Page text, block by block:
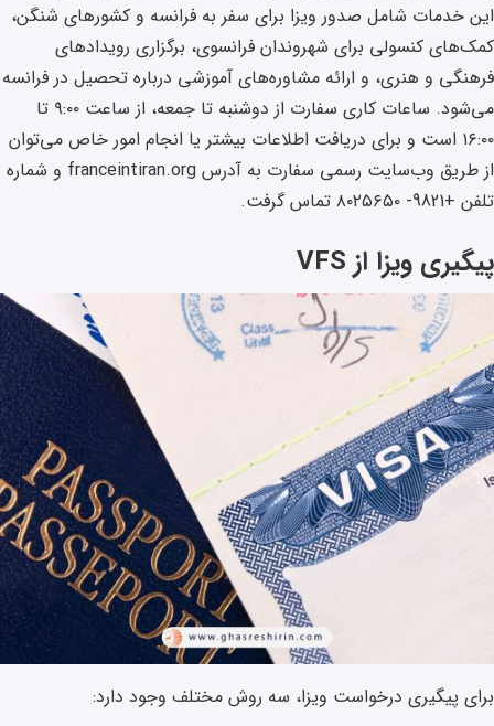
این خدمات شامل صدور ویزا برای سفر به فرانسه و کشورهای شنگن،
کمک‌های کنسولی برای شهروندان فرانسوی، برگزاری رویدادهای
فرهنگی و هنری، و ارائه مشاوره‌های آموزشی درباره تحصیل در فرانسه
می‌شود. ساعات کاری سفارت از دوشنبه تا جمعه، از ساعت ۹:۰۰ تا
۱۶:۰۰ است و برای دریافت اطلاعات بیشتر یا انجام امور خاص می‌توان
از طریق وب‌سایت رسمی سفارت به آدرس franceintiran.org و شماره
تلفن +9821- ۸۰۲۵۶۵۰ تماس گرفت.
پیگیری ویزا از VFS
برای پیگیری درخواست ویزا، سه روش مختلف وجود دارد: